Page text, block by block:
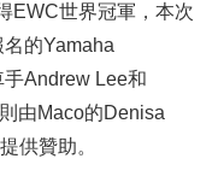
EWC世界冠軍，本次
的Yamaha
Andrew Lee和
由Maco的Denisa
供贊助。